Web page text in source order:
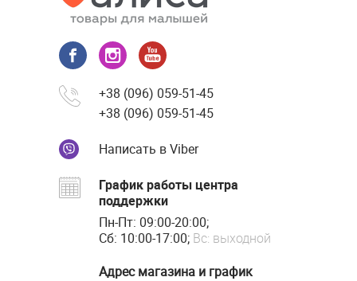
+38 (096) 059-51-45
+38 (096) 059-51-45
Написать в Viber
График работы центра
поддержки
Пн-Пт: 09:00-20:00;
Сб: 10:00-17:00; Вс: выходной
Адрес магазина и график